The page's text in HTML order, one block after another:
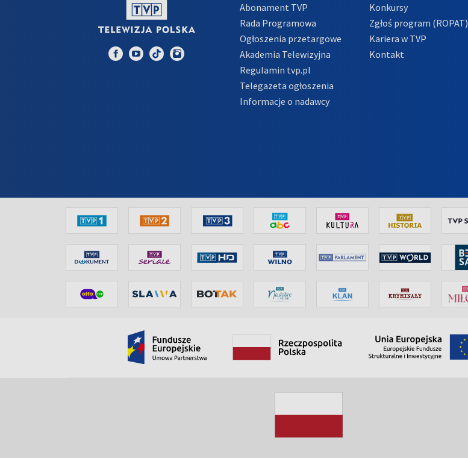
Abonament TVP
Rada Programowa
Ogłoszenia przetargowe
Akademia Telewizyjna
Regulamin tvp.pl
Telegazeta ogłoszenia
Informacje o nadawcy
Konkursy
Zgłoś program (ROPAT)
Kariera w TVP
Kontakt